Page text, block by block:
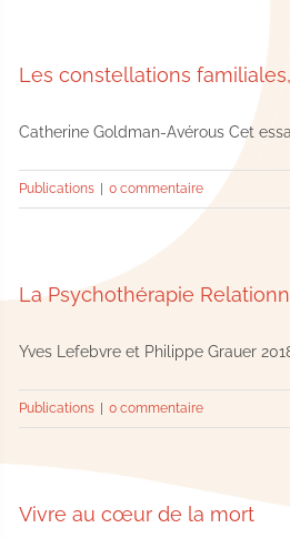
Les constellations
Catherine Goldman-Avérous Cet
Publications 0 commentaire
La Psychothérapie
Yves Lefebvre et Philippe Grauer
Publications 0 commentaire
Vivre au cœur de la mort